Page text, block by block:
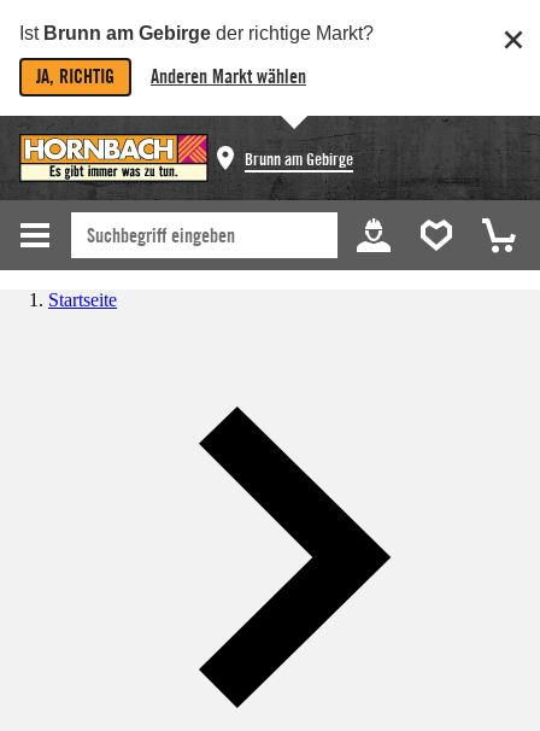
Ist Brunn am Gebirge der richtige Markt?
JA, RICHTIG Anderen Markt wählen
Brunn am Gebirge
Startseite